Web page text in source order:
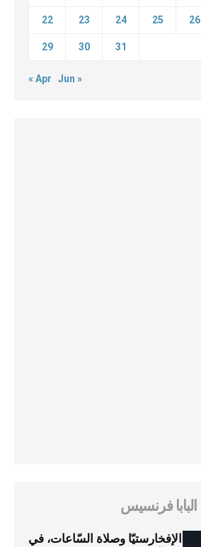
22 23 24 25 26
29 30 31
« Apr Jun »
البابا فرنسيس
الإفخارستيّا وصلاة السّاعات، في